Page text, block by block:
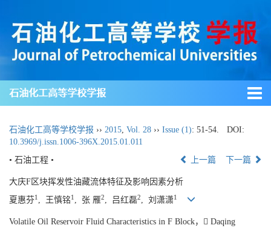
石油化工高等学校学报
石油化工高等学校学报 ›› 2015 Vol. 28 ›› Issue (1): 51-54.
DOI:
10.3969/j.issn.1006-396X.2015.01.011
• 石油工程 •
上一篇 下一篇
大庆F区块挥发性油藏流体特征及影响因素分析
夏惠芬1 , 王慎铭1 , 张 雁2, 吕红磊2, 刘潇潇1
Volatile Oil Reservoir Fluid Characteristics in F Block， Daqing